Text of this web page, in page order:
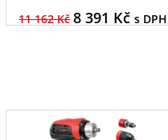
11 162 Kč8 391 Kč s DPH